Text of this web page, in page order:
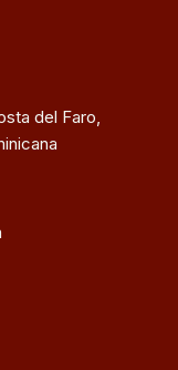
del Faro,